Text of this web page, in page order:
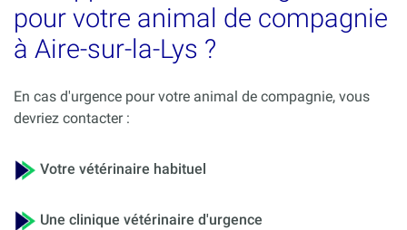
pour votre animal de compagnie
à Aire-sur-la-Lys ?
En cas d'urgence pour votre animal de compagnie, vous
devriez contacter :
Votre vétérinaire habituel
Une clinique vétérinaire d'urgence